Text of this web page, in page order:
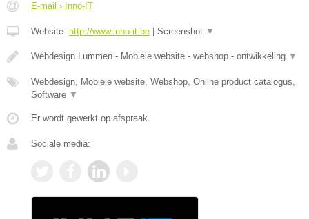
E-mail › Inno-IT
Website: http://www.inno-it.be Screenshot ▼
Webdesign Lummen - Mobiele website - webshop - ontwikkeling ▼
Webdesign, Mobiele website, Webshop, Online product catalogus,
Software ▼
Er wordt gewerkt op afspraak.
Sociale media: